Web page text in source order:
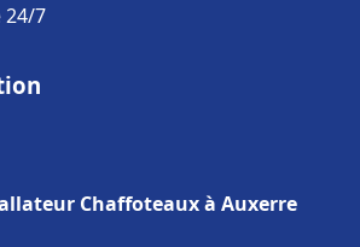
24/7
Chaffoteaux à Auxerre